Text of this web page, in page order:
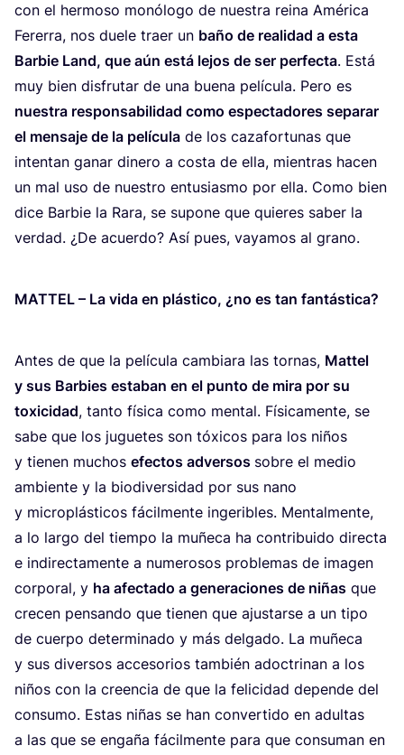
con el her­mo­so monó­lo­go de nues­tra rei­na Amé­ri­ca
Fere­rra, nos due­le traer un baño de reali­dad a esta
Bar­bie Land, que aún está lejos de ser per­fec­ta. Está
muy bien dis­fru­tar de una bue­na pelí­cu­la. Pero es
nues­tra res­pon­sa­bi­li­dad como espec­ta­do­res sepa­rar
el men­sa­je de la pelí­cu­la de los caza­for­tu­nas que
inten­tan ganar dine­ro a cos­ta de ella, mien­tras hacen
un mal uso de nues­tro entu­sias­mo por ella. Como bien
dice Bar­bie la Rara, se supo­ne que quie­res saber la
ver­dad. ¿De acuer­do? Así pues, vaya­mos al grano.
MAT­TEL – La vida en plás­ti­co, ¿no es tan fantástica?
Antes de que la pelí­cu­la cam­bia­ra las tor­nas, Mat­tel
y sus Bar­bies esta­ban en el pun­to de mira por su
toxi­ci­dad, tan­to físi­ca como men­tal. Físi­ca­men­te, se
sabe que los jugue­tes son tóxi­cos para los niños
y tie­nen muchos efec­tos adver­sos sobre el medio
ambien­te y la bio­di­ver­si­dad por sus nano
y micro­plás­ti­cos fácil­men­te inge­ri­bles. Men­tal­men­te,
a lo lar­go del tiem­po la muñe­ca ha con­tri­bui­do direc­ta
e indi­rec­ta­men­te a nume­ro­sos pro­ble­mas de ima­gen
cor­po­ral, y ha afec­ta­do a gene­ra­cio­nes de niñas que
cre­cen pen­san­do que tie­nen que ajus­tar­se a un tipo
de cuer­po deter­mi­na­do y más del­ga­do. La muñe­ca
y sus diver­sos acce­so­rios tam­bién adoc­tri­nan a los
niños con la creen­cia de que la feli­ci­dad depen­de del
con­su­mo. Estas niñas se han con­ver­ti­do en adul­tas
a las que se enga­ña fácil­men­te para que con­su­man en